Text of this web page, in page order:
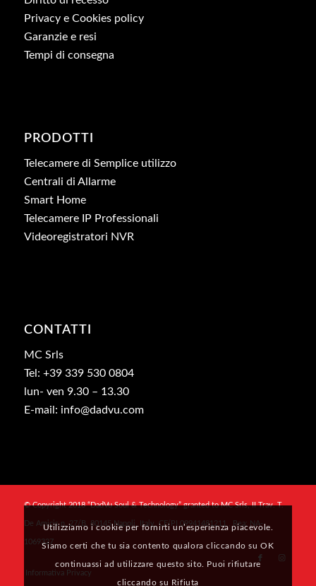
Privacy e Cookies policy
Garanzie e resi
Tempi di consegna
PRODOTTI
Telecamere di Semplice utilizzo
Centrali di Allarme
Smart Home
Telecamere IP Professionali
Videoregistratori NVR
CONTATTI
MC Srls
Tel: +39 339 530 0804
lun- ven 9.30 – 13.30
E-mail: info@dadvu.com
© Copyright 2018 “DadVu Soul & Technology” granted to MC Srls, II Trav. T.
De Amicis n. 27/B, 80145 Napoli, Italy, CF/PI 09941481211 , Rea: NA-
1069327
Informativa Privacy
Utilizziamo i cookie per fornirti un’esperienza piacevole.
Siamo certi che tu sia contento qualora cliccando su OK
continuassi ad utilizzare questo sito. Puoi rifiutare
cliccando su Rifiuta